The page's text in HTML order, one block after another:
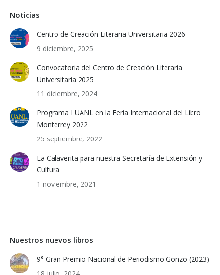
Noticias
Centro de Creación Literaria Universitaria 2026
9 diciembre, 2025
Convocatoria del Centro de Creación Literaria
Universitaria 2025
11 diciembre, 2024
Programa I UANL en la Feria Internacional del Libro
Monterrey 2022
25 septiembre, 2022
La Calaverita para nuestra Secretaría de Extensión y
Cultura
1 noviembre, 2021
Nuestros nuevos libros
9° Gran Premio Nacional de Periodismo Gonzo (2023)